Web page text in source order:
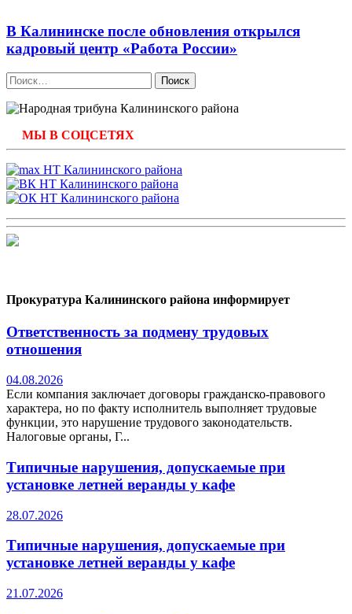
В Калининске после обновления открылся
кадровый центр «Работа России»
Найти:
МЫ В СОЦСЕТЯХ
Прокуратура Калининского района информирует
Ответственность за подмену трудовых
отношения
04.08.2026
Если компания заключает договоры гражданско-правового
характера, но по факту исполнитель выполняет трудовые
функции, это нарушение трудового законодательств.
Налоговые органы, Г...
Типичные нарушения, допускаемые при
установке летней веранды у кафе
28.07.2026
Типичные нарушения, допускаемые при
установке летней веранды у кафе
21.07.2026